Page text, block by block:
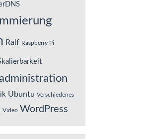
Ralf Raspberry Pi
Ubuntu Verschiedenes
Video WordPress